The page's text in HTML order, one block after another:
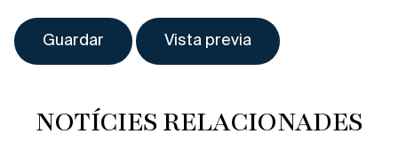
NOTÍCIES RELACIONADES